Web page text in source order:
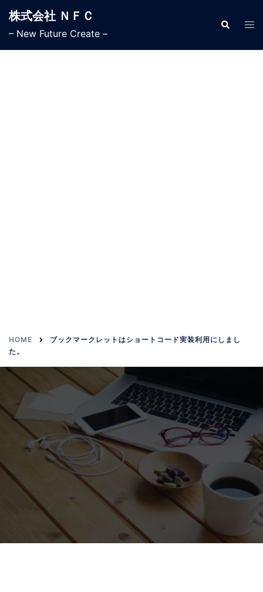
株式会社 ＮＦＣ
– New Future Create –
HOME
ブックマークレットはショートコード実装利用にしまし
た。